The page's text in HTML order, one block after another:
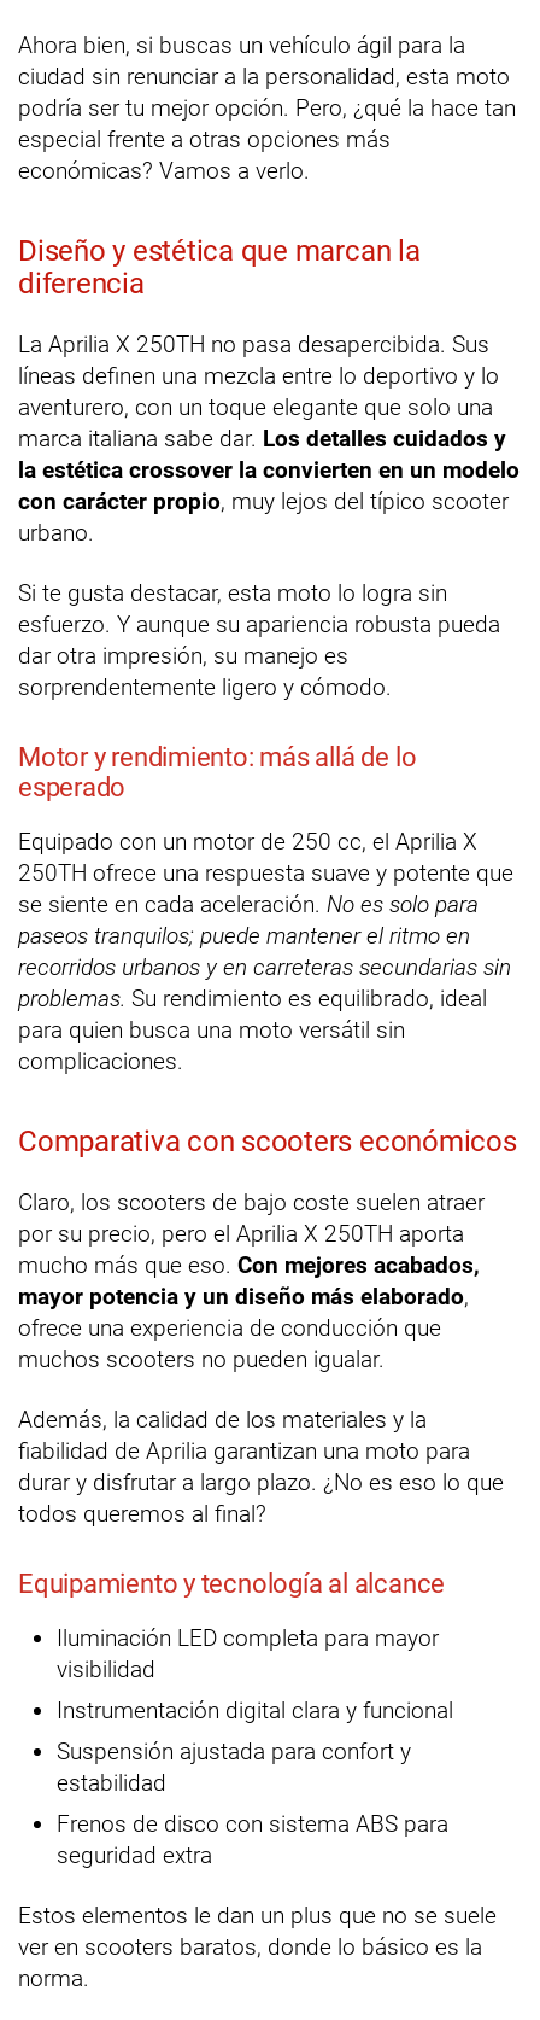
Ahora bien, si buscas un vehículo ágil para la
ciudad sin renunciar a la personalidad, esta moto
podría ser tu mejor opción. Pero, ¿qué la hace tan
especial frente a otras opciones más
económicas? Vamos a verlo.
Diseño y estética que marcan la
diferencia
La Aprilia X 250TH no pasa desapercibida. Sus
líneas definen una mezcla entre lo deportivo y lo
aventurero, con un toque elegante que solo una
marca italiana sabe dar. Los detalles cuidados y
la estética crossover la convierten en un modelo
con carácter propio, muy lejos del típico scooter
urbano.
Si te gusta destacar, esta moto lo logra sin
esfuerzo. Y aunque su apariencia robusta pueda
dar otra impresión, su manejo es
sorprendentemente ligero y cómodo.
Motor y rendimiento: más allá de lo
esperado
Equipado con un motor de 250 cc, el Aprilia X
250TH ofrece una respuesta suave y potente que
se siente en cada aceleración. No es solo para
paseos tranquilos; puede mantener el ritmo en
recorridos urbanos y en carreteras secundarias sin
problemas. Su rendimiento es equilibrado, ideal
para quien busca una moto versátil sin
complicaciones.
Comparativa con scooters económicos
Claro, los scooters de bajo coste suelen atraer
por su precio, pero el Aprilia X 250TH aporta
mucho más que eso. Con mejores acabados,
mayor potencia y un diseño más elaborado,
ofrece una experiencia de conducción que
muchos scooters no pueden igualar.
Además, la calidad de los materiales y la
fiabilidad de Aprilia garantizan una moto para
durar y disfrutar a largo plazo. ¿No es eso lo que
todos queremos al final?
Equipamiento y tecnología al alcance
Iluminación LED completa para mayor
visibilidad
Instrumentación digital clara y funcional
Suspensión ajustada para confort y
estabilidad
Frenos de disco con sistema ABS para
seguridad extra
Estos elementos le dan un plus que no se suele
ver en scooters baratos, donde lo básico es la
norma.